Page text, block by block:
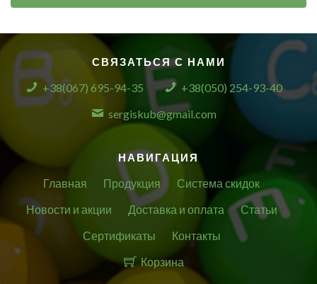
СВЯЗАТЬСЯ С НАМИ
+38(067) 695-94-35
+38(050) 254-93-40
sergiskub@gmail.com
НАВИГАЦИЯ
Главная Продукция
Система скидок
Новости и акции
Доставка и оплата
Статьи
Сертификаты
Контакты
Корзина